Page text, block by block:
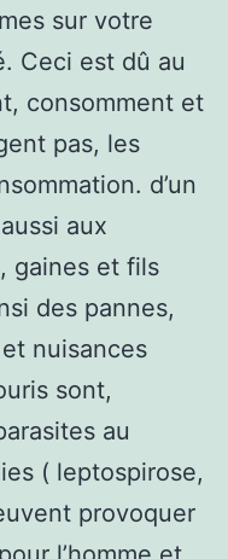
sur votre
Ceci est dû au
consomment et
pas, les
d’un
aux
gaines et fils
des pannes,
nuisances
sont,
au
( leptospirose,
provoquer